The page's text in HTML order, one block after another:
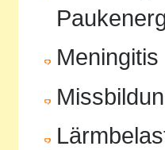
Meningitis